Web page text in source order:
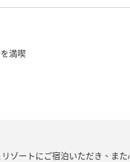
満喫
してくださり、気持ちの良い滞
実し、特に朝食はどれも美味し
ゾートにご宿泊いただき、また